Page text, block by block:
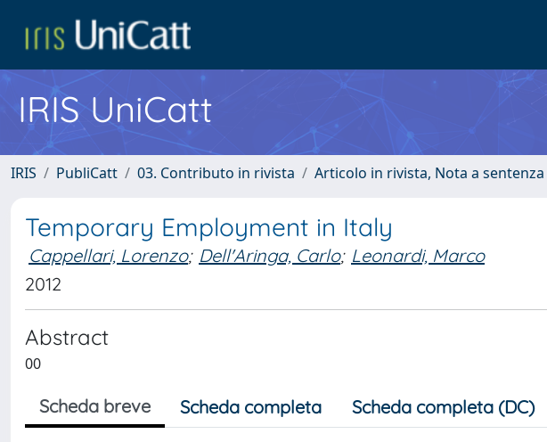
IRIS UniCatt
IRIS PubliCatt 03. Contributo in rivista Articolo in rivista, Nota a sentenza
Temporary Employment in Italy
Cappellari, Lorenzo; Dell'Aringa, Carlo; Leonardi, Marco
2012
Abstract
00
Scheda breve Scheda completa Scheda completa (DC)